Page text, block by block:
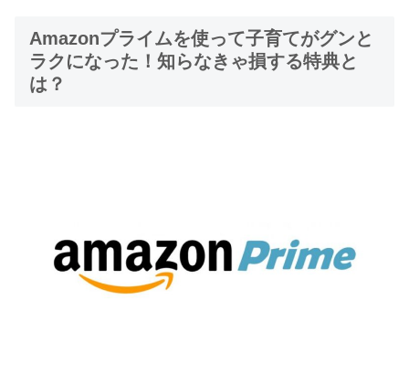
Amazonプライムを使って子育てがグンと
ラクになった！知らなきゃ損する特典と
は？